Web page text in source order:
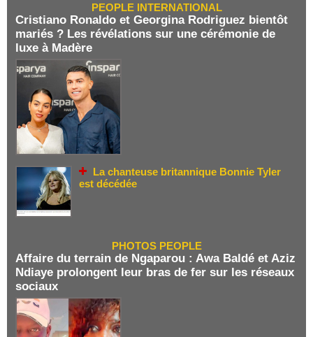
PEOPLE INTERNATIONAL
Cristiano Ronaldo et Georgina Rodriguez bientôt
mariés ? Les révélations sur une cérémonie de
luxe à Madère
La chanteuse britannique Bonnie Tyler
est décédée
PHOTOS PEOPLE
Affaire du terrain de Ngaparou : Awa Baldé et Aziz
Ndiaye prolongent leur bras de fer sur les réseaux
sociaux